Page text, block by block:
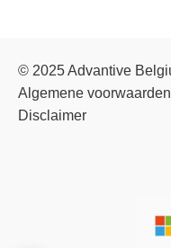
© 2025 Advantive
Algemene voorwaarden
Disclaimer